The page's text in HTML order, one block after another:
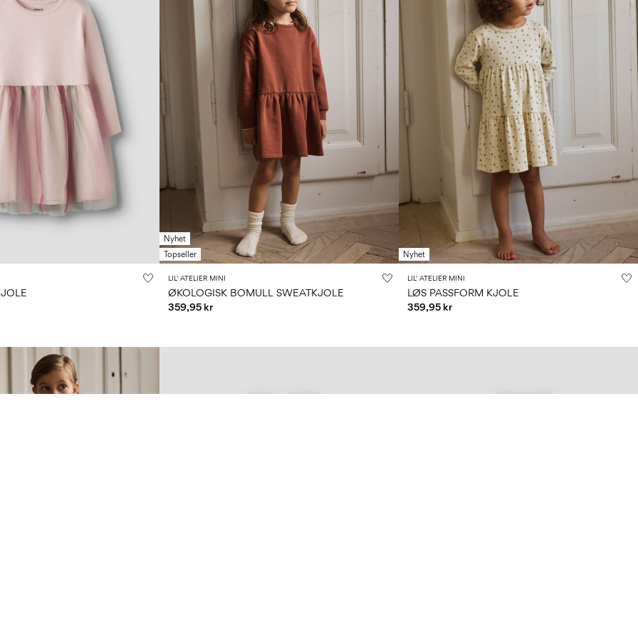
Nyhet
Topseller
LIL' ATELIER MINI
ØKOLOGISK BOMULL SWEATKJOLE
359,95 kr
Nyhet
LIL' ATELIER MINI
LØS PASSFORM KJOLE
359,95 kr